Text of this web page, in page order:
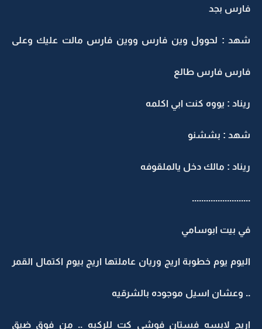
فارس بجد
شهد : لحوول وين فارس ووين فارس مالت عليك وعلى
فارس فارس طالع
ريناد : يووه كنت ابي اكلمه
شهد : بششنو
ريناد : مالك دخل يالملقوفه
.........................
في بيت ابوسامي
اليوم يوم خطوبة اريج وريان عاملتها اريج بيوم اكتمال القمر
.. وعشان اسيل موجوده بالشرقيه
اريج لابسه فستان فوشي كت للركبه .. من فوق ضيق